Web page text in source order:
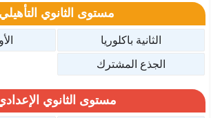
مستوى الثانوي التأهيلي
الثانية باكلوريا
الجذع المشترك
مستوى الثانوي